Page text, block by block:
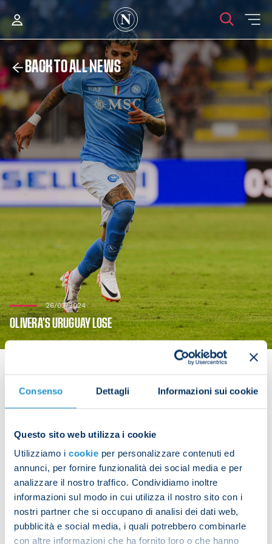
Consenso Dettagli Informazioni sui cookie
Questo sito web utilizza i cookie
Utilizziamo i cookie per personalizzare contenuti ed
annunci, per fornire funzionalità dei social media e per
analizzare il nostro traffico. Condividiamo inoltre
informazioni sul modo in cui utilizza il nostro sito con i
nostri partner che si occupano di analisi dei dati web,
pubblicità e social media, i quali potrebbero combinarle
con altre informazioni che ha fornito loro o che hanno
BACK TO ALL NEWS
26/03/2024
OLIVERA’S URUGUAY LOSE
Mathias Olivera was in action for Uruguay on
country’s 2-1 defeat to the Ivory Coast.
Olivera unfortunately opened the scoring with an
own goal but played the full 90 minutes.
Share the article with your friends and support the